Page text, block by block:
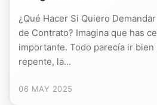
¿Qué Hacer Si Quiero
de Contrato? Imagina que has
importante. Todo parecía ir bien
repente, la...
06 MAY 2025